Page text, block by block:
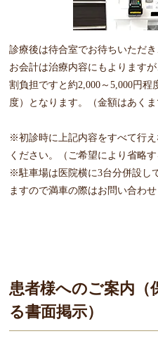
診療後は待合室でお待ちいただ
お会計は治療内容にもよります
割負担ですと約2,000～5,000円程
度）となります。（金額はあくま
※初診時に上記内容をすべて行
ください。（ご希望により省略
※駐車場は医院横に3台分併設し
ますので満車の際はお問い合わせ
患者様へのご案内（
る書面掲示）